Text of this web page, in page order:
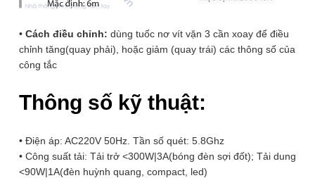
• Cách điều chỉnh: dùng tuốc nơ vít vặn 3 cần xoay để điều
chỉnh tăng(quay phải), hoặc giảm (quay trái) các thông số của
công tắc
Thông số kỹ thuật:
• Điện áp: AC220V 50Hz. Tần số quét: 5.8Ghz
• Công suất tải: Tải trở <300W|3A(bóng đèn sợi đốt); Tải dung
<90W|1A(đèn huỳnh quang, compact, led)
biến ánh sáng, tính năng thông minh của thiết bị mang lại sự
dụng.
Phạm vi ứng dụng rất cao
nhà máy…với mục đích tăng sự tiện lợi và tiết kiệm điện
Giới thiệu tính năng
•Cấu tạo nhỏ gọn: phiên bảnCông tắc cảm ứng chuyển
Rất tệ Tạm ổn Tốt Rất tốt
MWV1 (hạt Pana Wide)
590.000 ₫
ĐẶT HÀNG NGAY